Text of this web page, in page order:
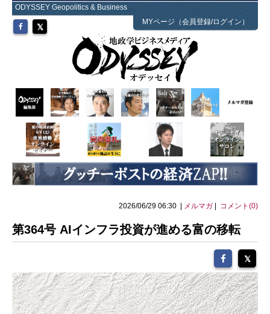
ODYSSEY Geopolitics & Business
MYページ（会員登録/ログイン）
2026/06/29 06:30 | メルマガ コメント(0)
第364号 AIインフラ投資が進める富の移転